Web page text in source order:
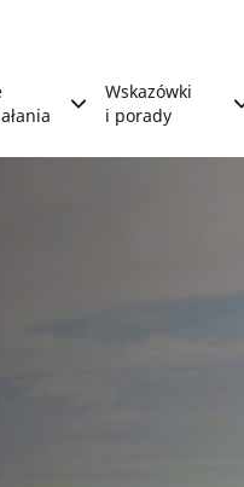
Wskazówki
i porady